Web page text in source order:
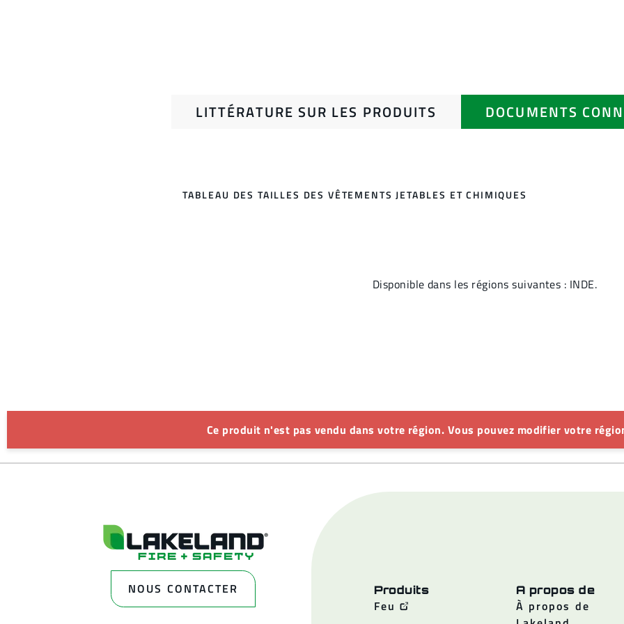
LITTÉRATURE SUR LES PRODUITS DOCUMENTS
TABLEAU DES TAILLES DES VÊTEMENTS JETABLES ET CHIMIQUES
Disponible dans les régions suivantes : INDE.
Ce produit n'est pas vendu dans votre région. Vous pouvez modifier votre
NOUS CONTACTER Produits
Feu
A propos de
À propos de